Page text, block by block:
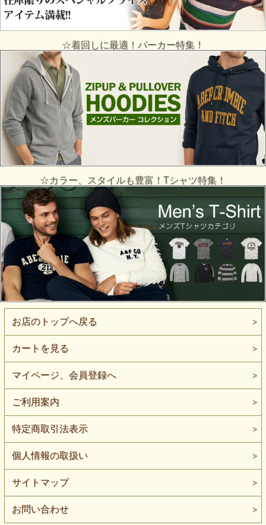
☆着回しに最適！パーカー特集！
☆カラー、スタイルも豊富！Tシャツ特集！
お店のトップへ戻る
カートを見る
マイページ、会員登録へ
ご利用案内
特定商取引法表示
個人情報の取扱い
サイトマップ
お問い合わせ